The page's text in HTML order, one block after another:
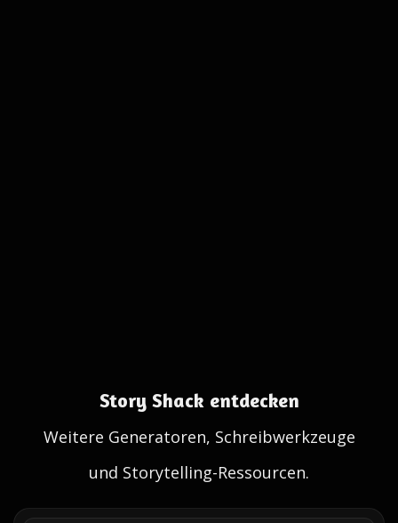
Story Shack entdecken
Weitere Generatoren, Schreibwerkzeuge
und Storytelling-Ressourcen.